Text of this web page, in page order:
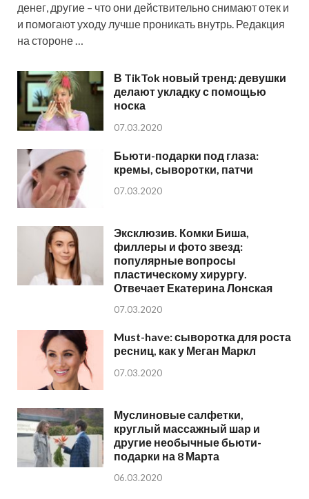
денег, другие – что они действительно снимают отек и
и помогают уходу лучше проникать внутрь. Редакция
на стороне …
В TikTok новый тренд: девушки
делают укладку с помощью
носка
07.03.2020
Бьюти-подарки под глаза:
кремы, сыворотки, патчи
07.03.2020
Эксклюзив. Комки Биша,
филлеры и фото звезд:
популярные вопросы
пластическому хирургу.
Отвечает Екатерина Лонская
07.03.2020
Must-have: сыворотка для роста
ресниц, как у Меган Маркл
07.03.2020
Муслиновые салфетки,
круглый массажный шар и
другие необычные бьюти-
подарки на 8 Марта
06.03.2020